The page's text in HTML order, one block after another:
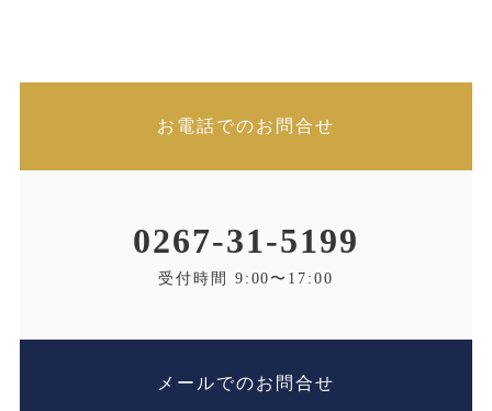
お電話でのお問合せ
0267-31-5199
受付時間 9:00〜17:00
メールでのお問合せ